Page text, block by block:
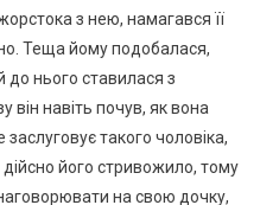
з нею, намагався її
Теща йому подобалася,
нього ставилася з
навіть почув, як вона
такого чоловіка,
його стривожило, тому
на свою дочку,